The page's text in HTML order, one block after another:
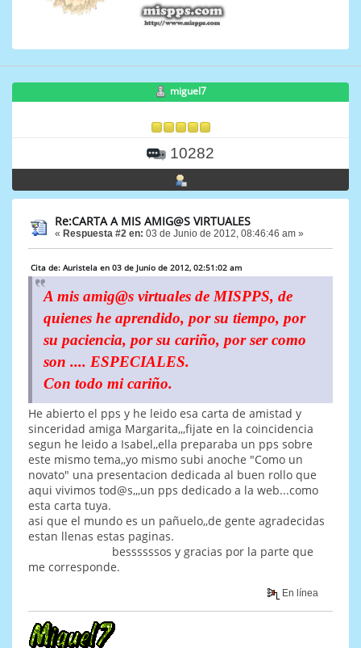
miguel7
10282
Re:CARTA A MIS AMIG@S VIRTUALES
« Respuesta #2 en: 03 de Junio de 2012, 08:46:46 am »
Cita de: Auristela en 03 de Junio de 2012, 02:51:02 am
A mis amig@s virtuales de MISPPS, de
quienes he aprendido, por su tiempo, por
su paciencia, por su cariño, por ser como
son .... ESPECIALES.
Con todo mi cariño.
He abierto el pps y he leido esa carta de amistad y
sinceridad amiga Margarita,,,fijate en la coincidencia
segun he leido a Isabel,,ella preparaba un pps sobre
este mismo tema,,yo mismo subi anoche "Como un
novato" una presentacion dedicada al buen rollo que
aqui vivimos tod@s,,,un pps dedicado a la web...como
esta carta tuya.
asi que el mundo es un pañuelo,,de gente agradecidas
estan llenas estas paginas.
bessssssos y gracias por la parte que
me corresponde.
En línea